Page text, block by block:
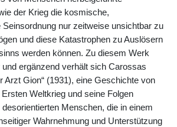
der Krieg die kosmische,
Seinsordnung nur zeitweise unsichtbar zu
und diese Katastrophen zu Auslösern
werden können. Zu diesem Werk
und ergänzend verhält sich Carossas
Arzt Gion“ (1931), eine Geschichte von
Weltkrieg und seine Folgen
Menschen, die in einem
Wahrnehmung und Unterstützung